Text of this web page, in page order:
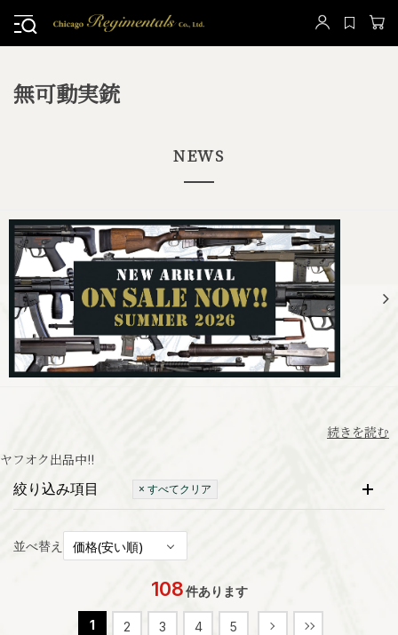
無可動実銃
NEWS
続きを読む
ヤフオク出品中!!
絞り込み項目 × すべてクリア
並べ替え
108件あります
1 2 3 4 5